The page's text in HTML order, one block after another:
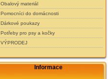
Obalový materiál
Pomocníci do domácnosti
Dárkové poukazy
Potřeby pro psy a kočky
VÝPRODEJ
Informace